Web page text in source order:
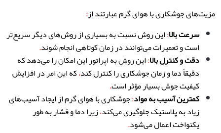
مزیت‌های جوشکاری با هوای گرم عبارتند از:
سرعت بالا:این روش نسبت به بسیاری از روش‌های دیگر سریع‌تر
است و تعمیرات می‌توانند در زمان کوتاهی انجام شوند.
دقت و کنترل بالا:این روش به اپراتور این امکان را می‌دهد که
دقیقاً دما و زمان جوشکاری را کنترل کند،که این امر در افزایش
کیفیت جوش بسیار مؤثر است.
کمترین آسیب به مواد:جوشکاری با هوای گرم از ایجاد آسیب‌های
زیاد به پلاستیک جلوگیری می‌کند،زیرا دما و فشار به طور
یکنواخت اعمال می‌شود.